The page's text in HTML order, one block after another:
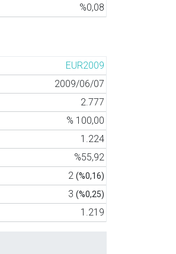
%0,08
EUR2009
2009/06/07
2.777
% 100,00
1.224
%55,92
2 (%0,16)
3 (%0,25)
1.219